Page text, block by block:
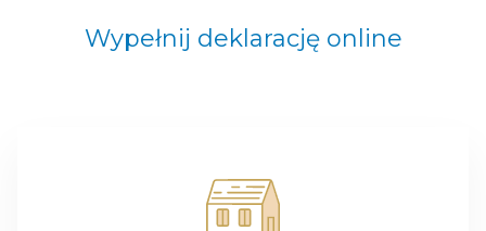
Wypełnij deklarację online